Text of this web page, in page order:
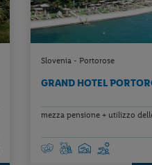
Slovenia - Portorose
GRAND HOTEL
mezza pensione + utilizzo